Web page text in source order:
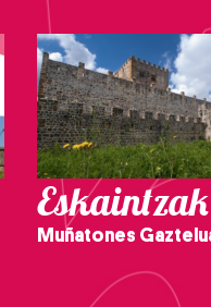
Eskaintzak
Muñatones